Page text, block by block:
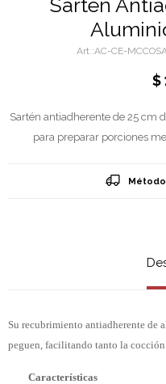
Sarten
AC-CE-
$
Sartén antiadherente de 25 cm
para preparar porciones
Su recubrimiento antiadherente de
peguen, facilitando tanto la
Características